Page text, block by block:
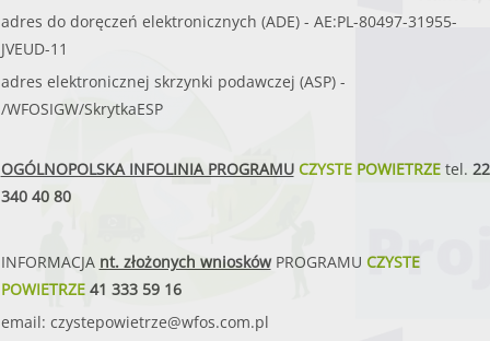
adres do doręczeń elektronicznych (ADE) - AE:PL-80497-31955-
JVEUD-11
adres elektronicznej skrzynki podawczej (ASP) -
/WFOSIGW/SkrytkaESP
OGÓLNOPOLSKA INFOLINIA PROGRAMUCZYSTE POWIETRZEtel. 22
340 40 80
INFORMACJA nt. złożonych wnioskówPROGRAMU CZYSTE
POWIETRZE41 333 59 16
email: czystepowietrze@wfos.com.pl